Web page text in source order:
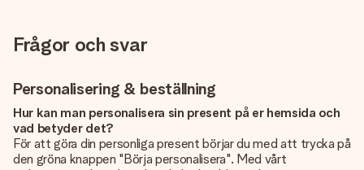
Frågor och svar
Personalisering & beställning
Hur kan man personalisera sin present på er hemsida och
vad betyder det?
För att göra din personliga present börjar du med att trycka på
den gröna knappen "Börja personalisera". Med vårt